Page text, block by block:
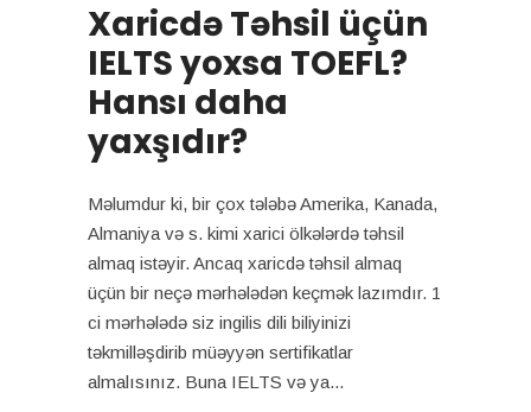
Xaricdə Təhsil üçün
IELTS yoxsa TOEFL?
Hansı daha
yaxşıdır?
Məlumdur ki, bir çox tələbə Amerika, Kanada,
Almaniya və s. kimi xarici ölkələrdə təhsil
almaq istəyir. Ancaq xaricdə təhsil almaq
üçün bir neçə mərhələdən keçmək lazımdır. 1
ci mərhələdə siz ingilis dili biliyinizi
təkmilləşdirib müəyyən sertifikatlar
almalısınız. Buna IELTS və ya